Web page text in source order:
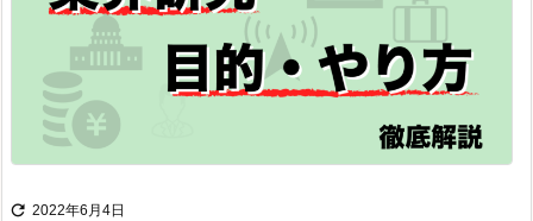
 2022年6月4日